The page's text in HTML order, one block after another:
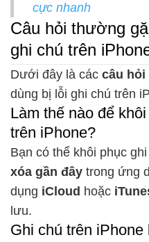
cực nhanh
Câu hỏi thường
ghi chú trên
Dưới đây là các câu
dùng bị lỗi ghi chú trên
Làm thế nào để
trên iPhone?
Bạn có thể khôi phục
xóa gần đây trong ứng
dụng iCloud hoặc
lưu.
Ghi chú trên